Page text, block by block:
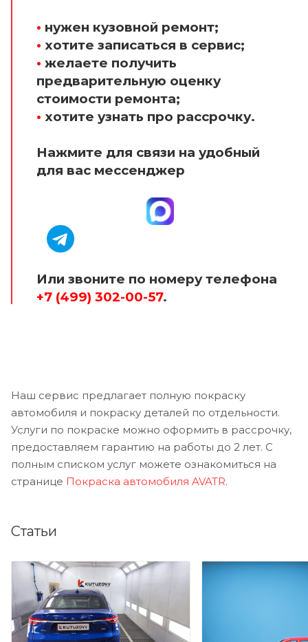
• нужен кузовной ремонт;
• хотите записаться в сервис;
• желаете получить
предварительную оценку
стоимости ремонта;
• хотите узнать про рассрочку.
Нажмите для связи на удобный
для вас мессенджер
Или звоните по номеру телефона
+7 (499) 302-00-57.
Наш сервис предлагает полную покраску
автомобиля и покраску деталей по отдельности.
Услуги по покраске можно оформить в рассрочку,
предоставляем гарантию на работы до 2 лет. С
полным списком услуг можете ознакомиться на
странице Покраска автомобиля AVATR.
Статьи